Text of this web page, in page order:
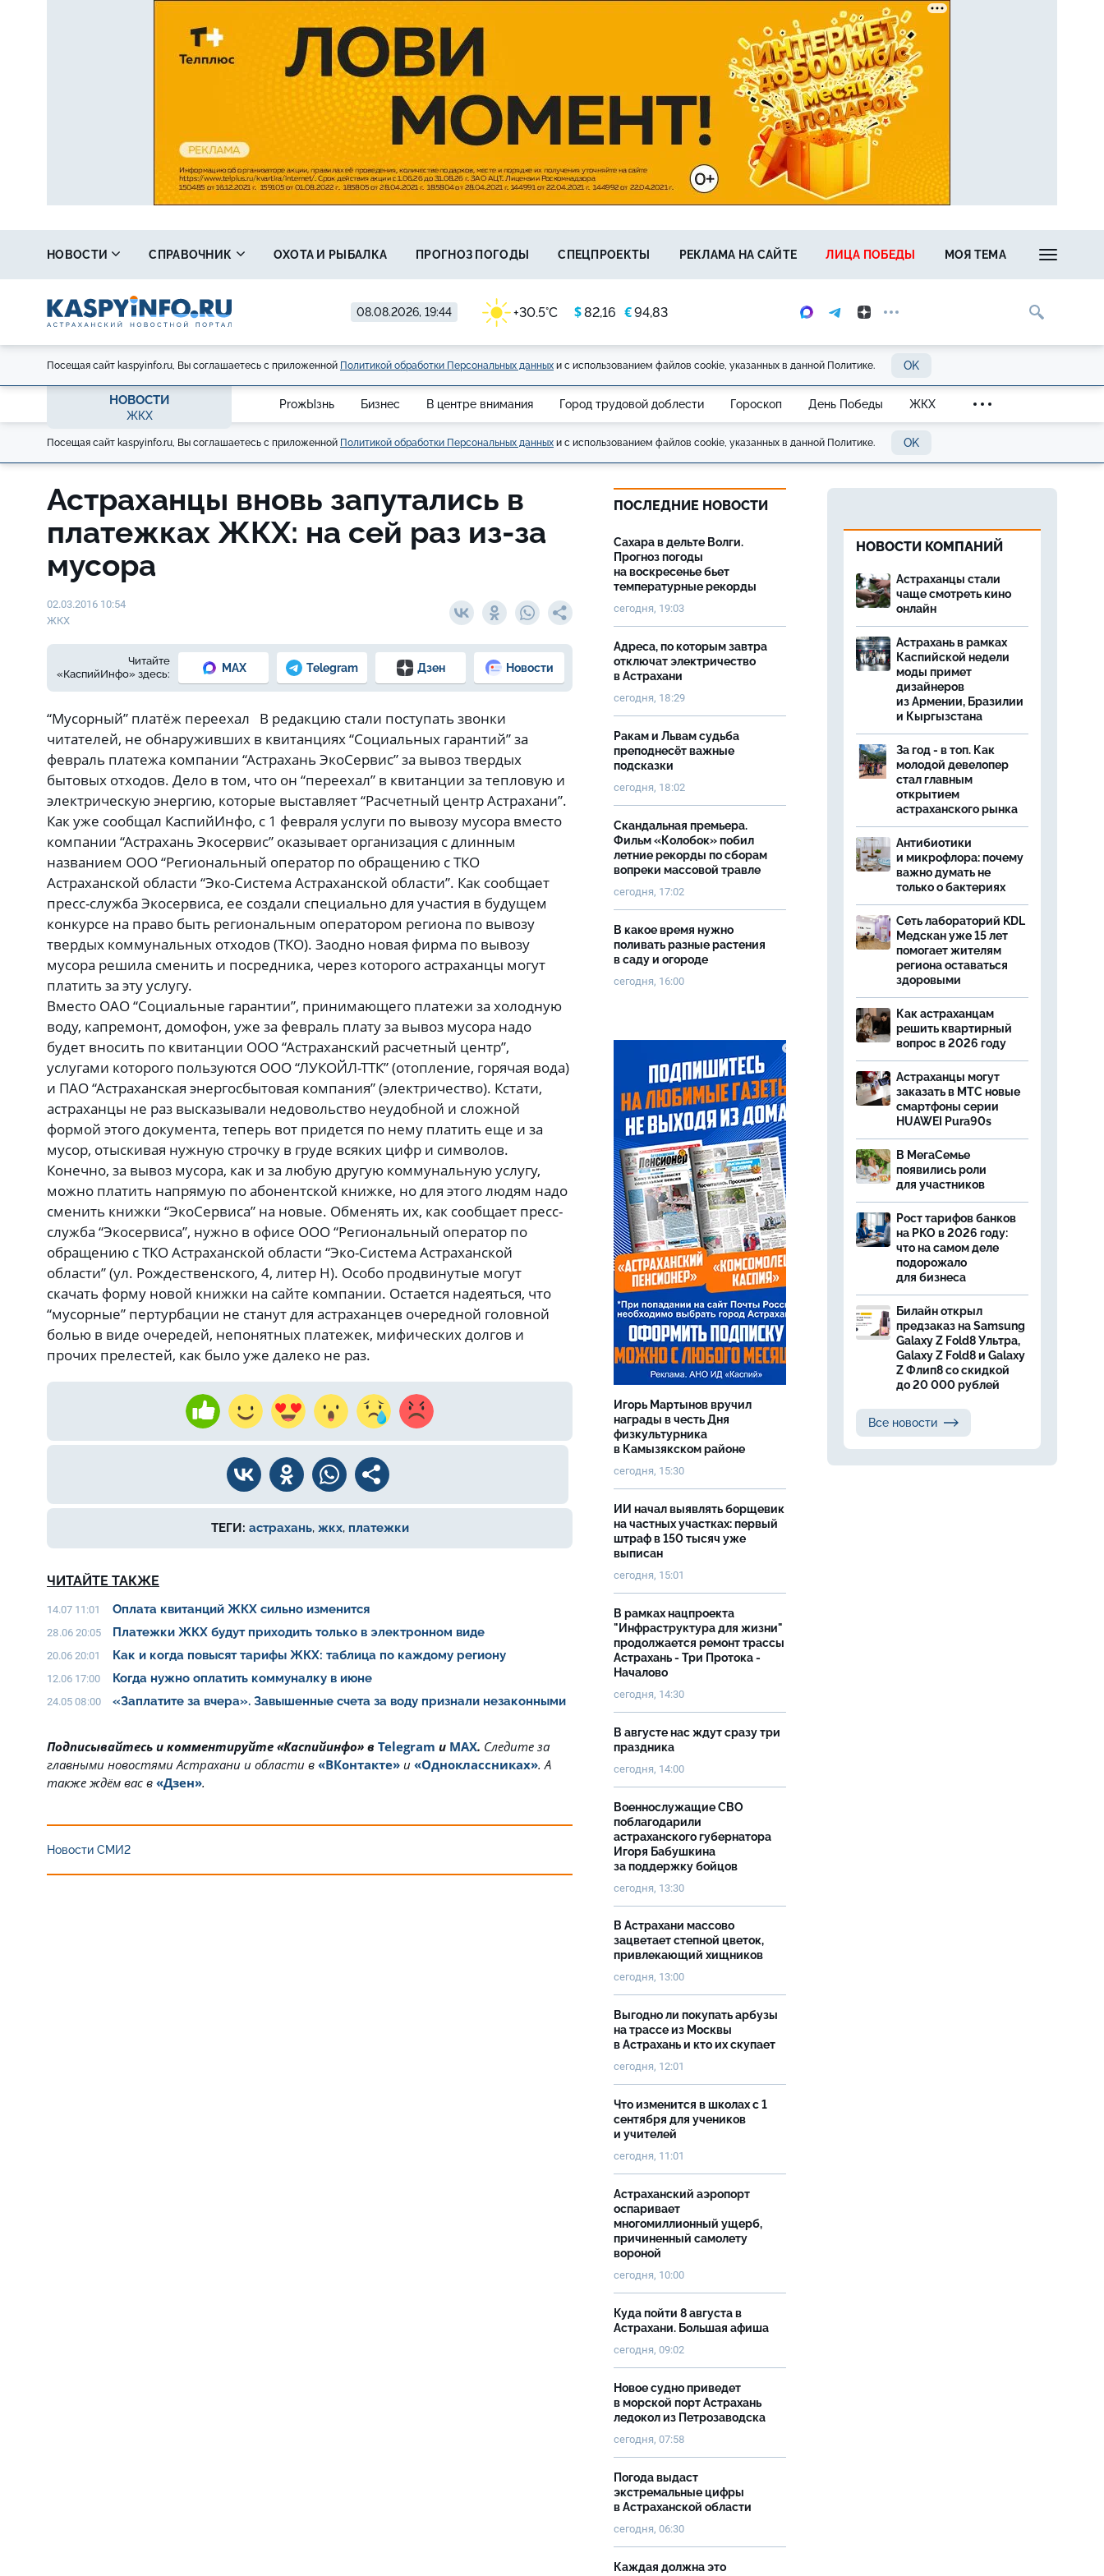
08.08.2026, 19:44 +30.5°C $82,16 €94,83
НОВОСТИ СПРАВОЧНИК ОХОТА И РЫБАЛКА ПРОГНОЗ ПОГОДЫ СПЕЦПРОЕКТЫ РЕКЛАМА НА САЙТЕ ЛИЦА ПОБЕДЫ МОЯ ТЕМА
Посещая сайт kaspyinfo.ru, Вы соглашаетесь с приложенной Политикой обработки Персональных данных и с использованием файлов cookie, указанных в данной Политике. OK
НОВОСТИ
ЖКХ
ProжЫзнь Бизнес В центре внимания Город трудовой доблести Гороскоп День Победы ЖКХ
Посещая сайт kaspyinfo.ru, Вы соглашаетесь с приложенной Политикой обработки Персональных данных и с использованием файлов cookie, указанных в данной Политике. OK
Астраханцы вновь запутались в
платежках ЖКХ: на сей раз из-за
мусора
02.03.2016 10:54
ЖКХ
Читайте
«КаспийИнфо» здесь:
MAX Telegram Дзен Новости
“Мусорный” платёж переехал В редакцию стали поступать звонки
читателей, не обнаруживших в квитанциях “Социальных гарантий” за
февраль платежа компании “Астрахань ЭкоСервис” за вывоз твердых
бытовых отходов. Дело в том, что он “переехал” в квитанции за тепловую и
электрическую энергию, которые выставляет “Расчетный центр Астрахани”.
Как уже сообщал КаспийИнфо, с 1 февраля услуги по вывозу мусора вместо
компании “Астрахань Экосервис” оказывает организация с длинным
названием ООО “Региональный оператор по обращению с ТКО
Астраханской области “Эко-Система Астраханской области”. Как сообщает
пресс-служба Экосервиса, ее создали специально для участия в будущем
конкурсе на право быть региональным оператором региона по вывозу
твердых коммунальных отходов (ТКО). Заодно новая фирма по вывозу
мусора решила сменить и посредника, через которого астраханцы могут
платить за эту услугу.
Вместо ОАО “Социальные гарантии”, принимающего платежи за холодную
воду, капремонт, домофон, уже за февраль плату за вывоз мусора надо
будет вносить по квитанции ООО “Астраханский расчетный центр”,
услугами которого пользуются ООО “ЛУКОЙЛ-ТТК” (отопление, горячая вода)
и ПАО “Астраханская энергосбытовая компания” (электричество). Кстати,
астраханцы не раз высказывали недовольство неудобной и сложной
формой этого документа, теперь вот придется по нему платить еще и за
мусор, отыскивая нужную строчку в груде всяких цифр и символов.
Конечно, за вывоз мусора, как и за любую другую коммунальную услугу,
можно платить напрямую по абонентской книжке, но для этого людям надо
сменить книжки “ЭкоСервиса” на новые. Обменять их, как сообщает пресс-
служба “Экосервиса”, нужно в офисе ООО “Региональный оператор по
обращению с ТКО Астраханской области “Эко-Система Астраханской
области” (ул. Рождественского, 4, литер Н). Особо продвинутые могут
скачать форму новой книжки на сайте компании. Остается надеяться, что
“мусорные” пертурбации не станут для астраханцев очередной головной
болью в виде очередей, непонятных платежек, мифических долгов и
прочих прелестей, как было уже далеко не раз.
ТЕГИ: астрахань, жкх, платежки
ЧИТАЙТЕ ТАКЖЕ
14.07 11:01 Оплата квитанций ЖКХ сильно изменится
28.06 20:05 Платежки ЖКХ будут приходить только в электронном виде
20.06 20:01 Как и когда повысят тарифы ЖКХ: таблица по каждому региону
12.06 17:00 Когда нужно оплатить коммуналку в июне
24.05 08:00 «Заплатите за вчера». Завышенные счета за воду признали незаконными
Подписывайтесь и комментируйте «Каспийинфо» в Telegram и MAX. Cледите за
главными новостями Астрахани и области в «ВКонтакте» и «Одноклассниках». А
также ждём вас в «Дзен».
Новости СМИ2
ПОСЛЕДНИЕ НОВОСТИ
Сахара в дельте Волги.
Прогноз погоды
на воскресенье бьет
температурные рекорды
сегодня, 19:03
Адреса, по которым завтра
отключат электричество
в Астрахани
сегодня, 18:29
Ракам и Львам судьба
преподнесёт важные
подсказки
сегодня, 18:02
Скандальная премьера.
Фильм «Колобок» побил
летние рекорды по сборам
вопреки массовой травле
сегодня, 17:02
В какое время нужно
поливать разные растения
в саду и огороде
сегодня, 16:00
Игорь Мартынов вручил
награды в честь Дня
физкультурника
в Камызякском районе
сегодня, 15:30
ИИ начал выявлять борщевик
на частных участках: первый
штраф в 150 тысяч уже
выписан
сегодня, 15:01
В рамках нацпроекта
"Инфраструктура для жизни"
продолжается ремонт трассы
Астрахань - Три Протока -
Началово
сегодня, 14:30
В августе нас ждут сразу три
праздника
сегодня, 14:00
Военнослужащие СВО
поблагодарили
астраханского губернатора
Игоря Бабушкина
за поддержку бойцов
сегодня, 13:30
В Астрахани массово
зацветает степной цветок,
привлекающий хищников
сегодня, 13:00
Выгодно ли покупать арбузы
на трассе из Москвы
в Астрахань и кто их скупает
сегодня, 12:01
Что изменится в школах с 1
сентября для учеников
и учителей
сегодня, 11:01
Астраханский аэропорт
оспаривает
многомиллионный ущерб,
причиненный самолету
вороной
сегодня, 10:00
Куда пойти 8 августа в
Астрахани. Большая афиша
сегодня, 09:02
Новое судно приведет
в морской порт Астрахань
ледокол из Петрозаводска
сегодня, 07:58
Погода выдаст
экстремальные цифры
в Астраханской области
сегодня, 06:30
Каждая должна это
НОВОСТИ КОМПАНИЙ
Астраханцы стали
чаще смотреть кино
онлайн
Астрахань в рамках
Каспийской недели
моды примет
дизайнеров
из Армении, Бразилии
и Кыргызстана
За год - в топ. Как
молодой девелопер
стал главным
открытием
астраханского рынка
Антибиотики
и микрофлора: почему
важно думать не
только о бактериях
Сеть лабораторий KDL
Медскан уже 15 лет
помогает жителям
региона оставаться
здоровыми
Как астраханцам
решить квартирный
вопрос в 2026 году
Астраханцы могут
заказать в МТС новые
смартфоны серии
HUAWEI Pura90s
В МегаСемье
появились роли
для участников
Рост тарифов банков
на РКО в 2026 году:
что на самом деле
подорожало
для бизнеса
Билайн открыл
предзаказ на Samsung
Galaxy Z Fold8 Ультра,
Galaxy Z Fold8 и Galaxy
Z Флип8 со скидкой
до 20 000 рублей
Все новости